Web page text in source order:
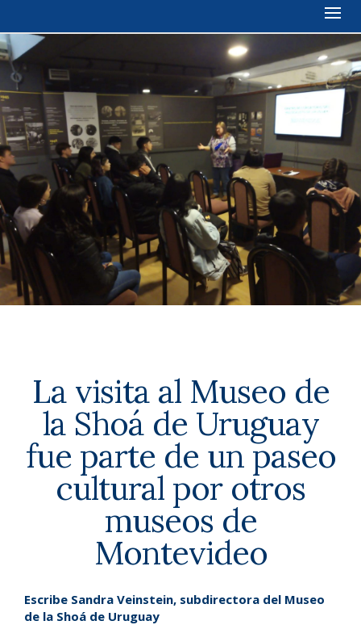
La visita al Museo de
la Shoá de Uruguay
fue parte de un paseo
cultural por otros
museos de
Montevideo
Escribe Sandra Veinstein, subdirectora del Museo
de la Shoá de Uruguay